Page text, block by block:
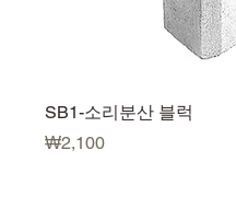
SB1-소리분산 블럭
Price
₩2,100